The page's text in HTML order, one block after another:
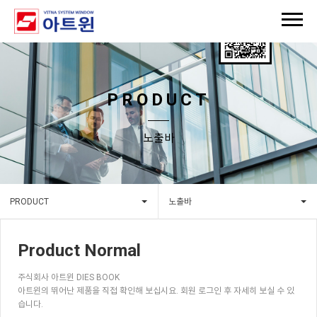
PRODUCT
노출바
PRODUCT 노출바
Product Normal
주식회사 아트윈 DIES BOOK
아트윈의 뛰어난 제품을 직접 확인해 보십시요. 회원 로그인 후 자세히 보실 수 있
습니다.